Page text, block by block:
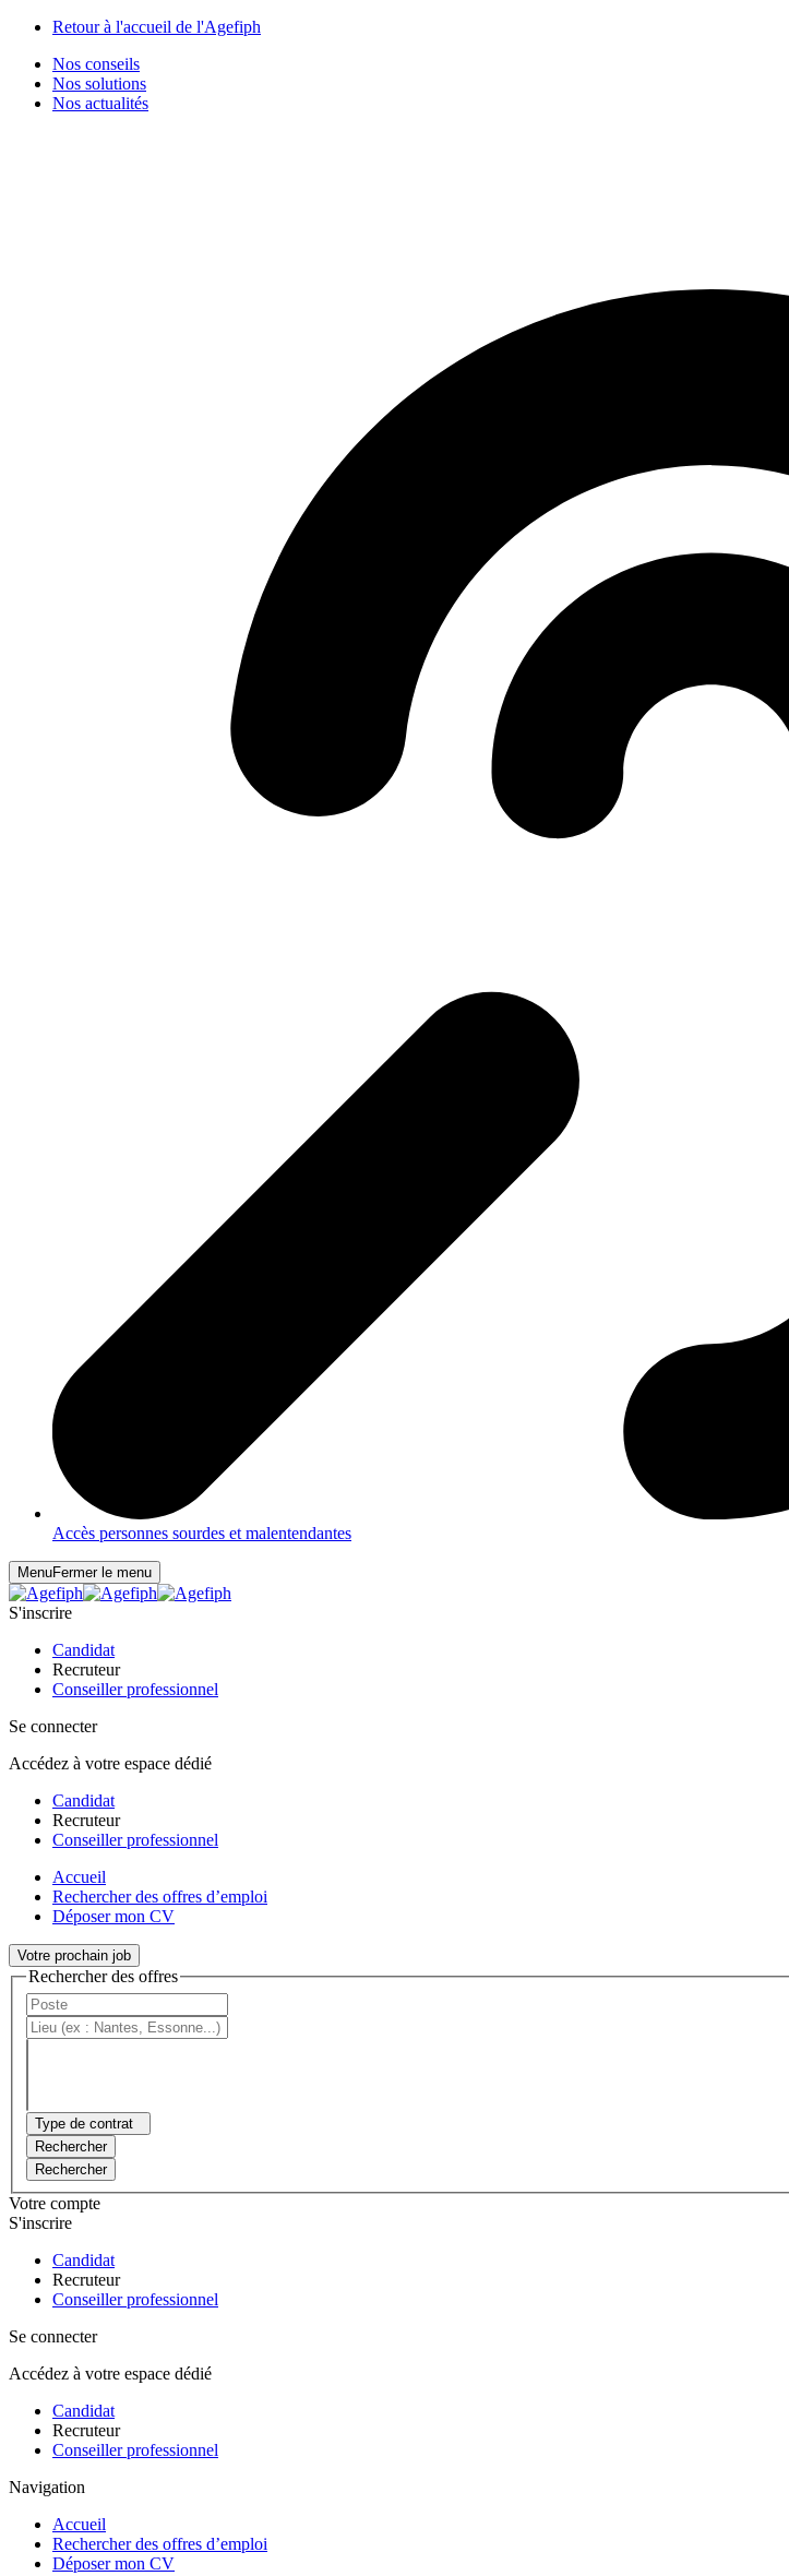
Retour à l'accueil de l'Agefiph
Nos conseils
Nos solutions
Nos actualités
Accès personnes sourdes et malentendantes
MenuFermer le menu
S'inscrire
Candidat
Recruteur
Conseiller professionnel
Se connecter
Accédez à votre espace dédié
Candidat
Recruteur
Conseiller professionnel
Accueil
Rechercher des offres d’emploi
Déposer mon CV
Votre prochain job
Rechercher des offres
Type de contrat
Rechercher
Rechercher
Votre compte
S'inscrire
Candidat
Recruteur
Conseiller professionnel
Se connecter
Accédez à votre espace dédié
Candidat
Recruteur
Conseiller professionnel
Navigation
Accueil
Rechercher des offres d’emploi
Déposer mon CV